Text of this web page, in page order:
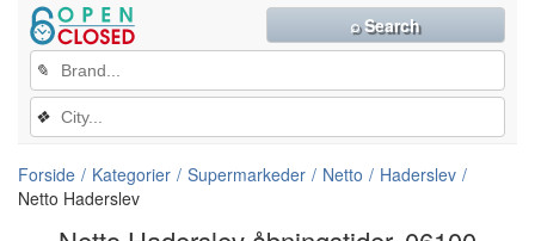
✎
❖
⌕ Search
Forside Kategorier Supermarkeder Netto
Haderslev
Netto Haderslev